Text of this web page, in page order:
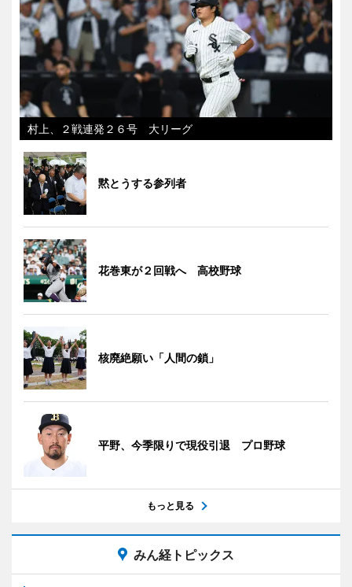
村上、２戦連発２６号 大リーグ
黙とうする参列者
花巻東が２回戦へ 高校野球
核廃絶願い「人間の鎖」
平野、今季限りで現役引退 プロ野球
もっと見る
みん経トピックス